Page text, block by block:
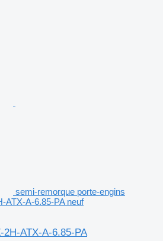
semi-remorque porte-engins
ATX-A-6.85-PA neuf
ATX-A-6.85-PA